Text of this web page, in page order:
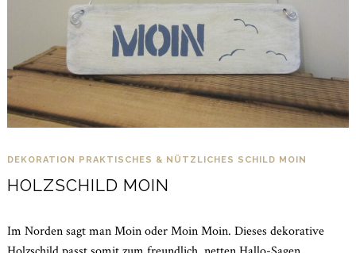
DEKORATION PRAKTISCHES & NÜTZLICHES SCHILD MOIN
HOLZSCHILD MOIN
Im Norden sagt man Moin oder Moin Moin. Dieses dekorative